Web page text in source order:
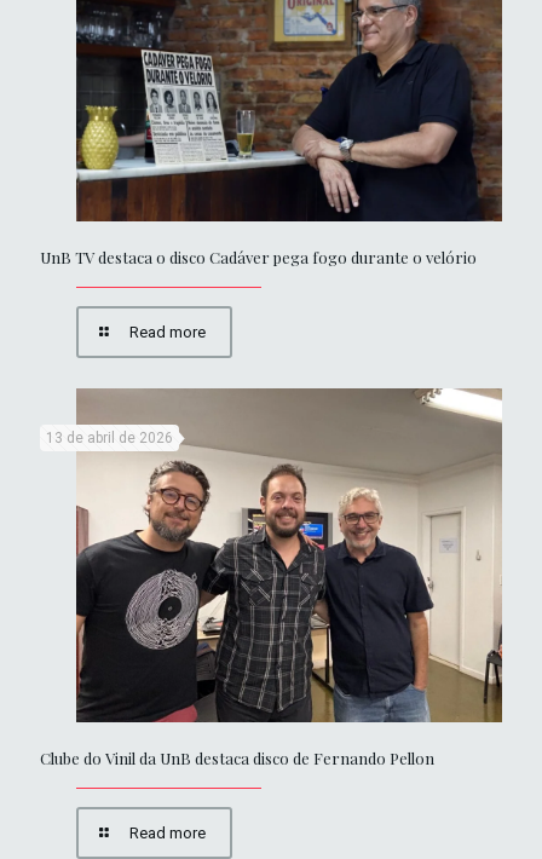
UnB TV destaca o disco Cadáver pega fogo durante o velório
Read more
13 de abril de 2026
Clube do Vinil da UnB destaca disco de Fernando Pellon
Read more